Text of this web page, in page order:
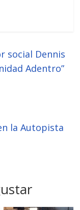
social Dennis
Adentro”
la Autopista